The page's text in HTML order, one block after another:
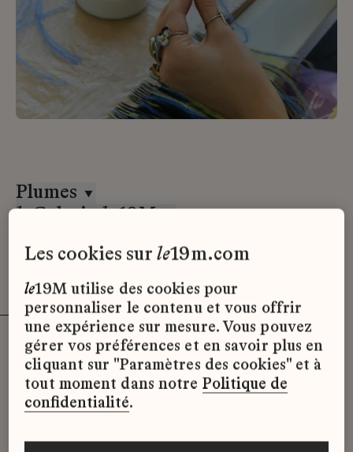
Plumes
laGaleriedu19M
Désolé, il semble qu’il n’y ait pas
d’offres d’emploi disponibles pour le
moment.
les cookies surle19m.com
le19M utilise des cookies pour
personnaliser le contenu et vous offrir
une expérience sur mesure. Vous pouvez
gérer vos préférences et en savoir plus en
cliquant sur "Paramètres des cookies" et à
tout moment dans notre Politique de
confidentialité.